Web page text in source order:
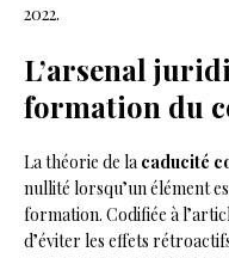
2022.
L’arsenal
formation du
La théorie de la caducité
nullité lorsqu’un élément
formation. Codifiée à
d’éviter les effets